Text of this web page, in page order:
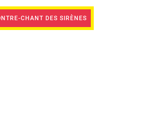
CHANT DES SIRÈNES